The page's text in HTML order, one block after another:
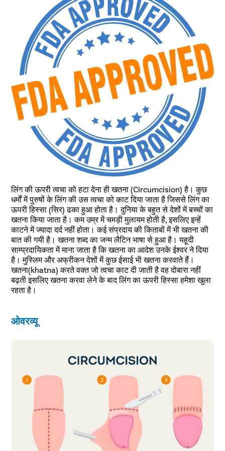
लिंग की ऊपरी त्वचा को हटा देना ही खतना (Circumcision) है। कुछ
धर्मों में पुरुषों के लिंग की उस त्वचा को काट दिया जाता है जिससे लिंग का
ऊपरी हिस्सा (सिर) ढका हुआ होता है। दुनिया के बहुत से देशों में बच्चों का
खतना किया जाता है। कम उम्र में चमड़ी मुलायम होती है, इसलिए इन्हें
काटने में ज्यादा दर्द नहीं होता। कई संप्रदाय की किताबों में भी खतना की
बात की गयी है। खतना शब्द का जन्म लैटिन भाषा से हुआ है। यहूदी
साम्प्रदायिकता में माना जाता है कि खतना का आदेश उनके ईश्वर ने दिया
है। मुस्लिम और अफ्रीकन देशों में कुछ ईसाई भी खतना करवाते हैं।
खतना(khatna) करते वक्त जो त्वचा काट दी जाती है वह दोबारा नहीं
बढ़ती इसलिए खतना करवा लेने के बाद लिंग का ऊपरी हिस्सा हमेशा खुला
रहता है।
ओवरव्यू